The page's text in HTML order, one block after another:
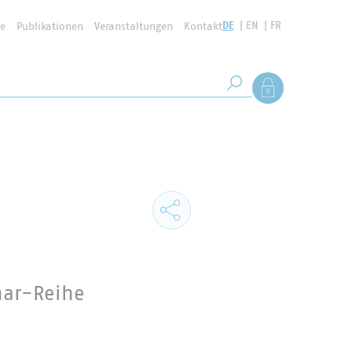
Publikationen Veranstaltungen KontaktDE EN FR
Suche starten
Als Mitglied
Reihe